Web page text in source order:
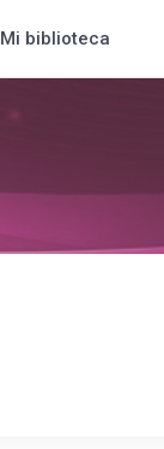
Mi biblioteca